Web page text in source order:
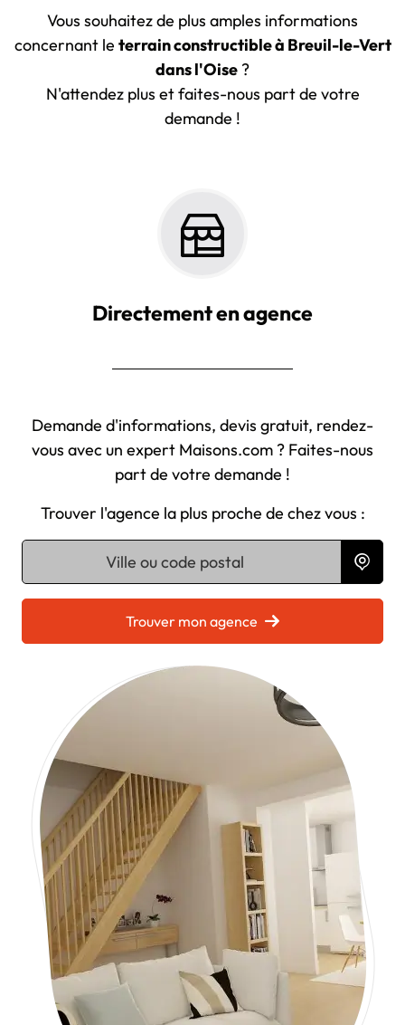
Vous souhaitez de plus amples informations
concernant le terrain constructible à Breuil-le-Vert
dans l'Oise ?
N'attendez plus et faites-nous part de votre
demande !
Directement en agence
Demande d'informations, devis gratuit, rendez-
vous avec un expert Maisons.com ? Faites-nous
part de votre demande !
Trouver l'agence la plus proche de chez vous :
Chargement...
Trouver mon agence